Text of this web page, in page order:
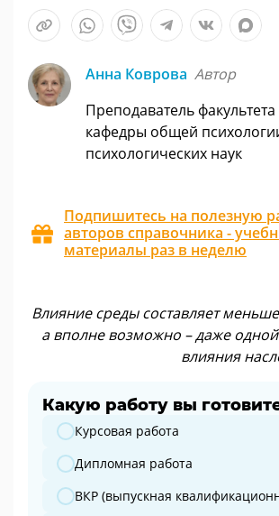
Анна Коврова Автор
Преподаватель
кафедры общей
психологических наук
Подпишитесь на полезную
авторов справочника -
материалы раз в неделю
Влияние среды составляет
а вполне возможно – даже
влияния
Какую работу вы
Какую работу вы готовите?
Курсовая работа
Дипломная работа
ВКР (выпускная